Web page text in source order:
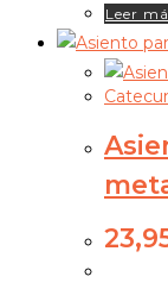
Leer